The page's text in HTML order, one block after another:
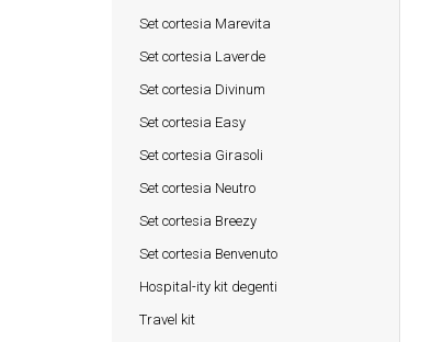
Set cortesia Marevita
Set cortesia Laverde
Set cortesia Divinum
Set cortesia Easy
Set cortesia Girasoli
Set cortesia Neutro
Set cortesia Breezy
Set cortesia Benvenuto
Hospital-ity kit degenti
Travel kit